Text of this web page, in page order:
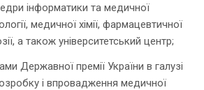
інформатики та медичної
медичної хімії, фармацевтичної
а також університетський центр;
Державної премії України в галузі
і впровадження медичної